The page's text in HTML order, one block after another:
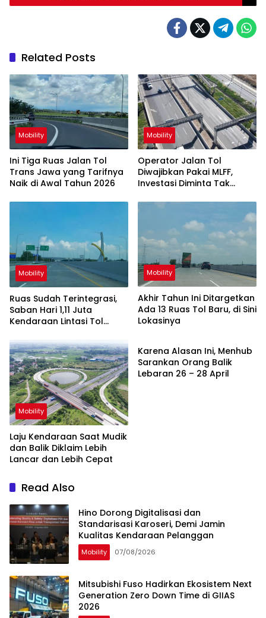
Related Posts
Mobility
Ini Tiga Ruas Jalan Tol
Trans Jawa yang Tarifnya
Naik di Awal Tahun 2026
Mobility
Operator Jalan Tol
Diwajibkan Pakai MLFF,
Investasi Diminta Tak
Masyarakat
Mobility
Ruas Sudah Terintegrasi,
Saban Hari 1,11 Juta
Kendaraan Lintasi Tol
Mobility
Akhir Tahun Ini Ditargetkan
Ada 13 Ruas Tol Baru, di Sini
Lokasinya
Mobility
Laju Kendaraan Saat Mudik
dan Balik Diklaim Lebih
Lancar dan Lebih Cepat
Mobility
Karena Alasan Ini, Menhub
Sarankan Orang Balik
Lebaran 26 – 28 April
Read Also
Hino Dorong Digitalisasi dan
Standarisasi Karoseri, Demi Jamin
Kualitas Kendaraan Pelanggan
Mobility 07/08/2026
Mitsubishi Fuso Hadirkan Ekosistem Next
Generation Zero Down Time di GIIAS
2026